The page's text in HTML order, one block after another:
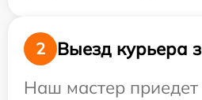
2
Выезд курьера
Наш мастер